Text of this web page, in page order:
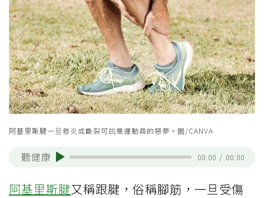
阿基里斯腱一旦發炎或斷裂可說是運動員的惡夢。圖/CANVA
聽健康 00:00 / 00:00
阿基里斯腱又稱跟腱，俗稱腳筋，一旦受傷